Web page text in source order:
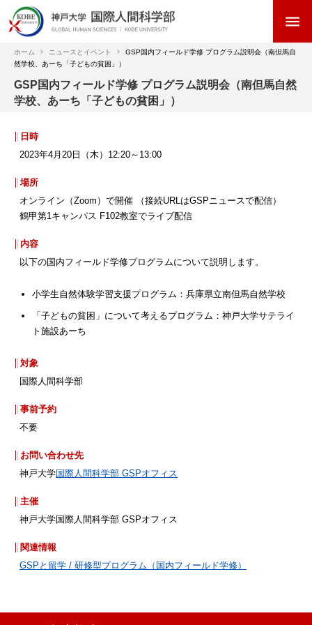
イ
menu
パ
ン
ず
ホーム ニュースとイベント
GSP国内フィールド学修 プログラム説明会（南但馬自
然学校、あーち「子どもの貧困」）
GSP国内フィールド学修 プログラム説明会（南但馬自然
学校、あーち「子どもの貧困」）
日時
2023年4月20日（木）12:20～13:00
場所
オンライン（Zoom）で開催 （接続URLはGSPニュースで配信）
鶴甲第1キャンパス F102教室でライブ配信
内容
以下の国内フィールド学修プログラムについて説明します。
小学生自然体験学習支援プログラム：兵庫県立南但馬自然学校
「子どもの貧困」について考えるプログラム：神戸大学サテライ
ト施設あーち
対象
国際人間科学部
事前予約
不要
お問い合わせ先
神戸大学国際人間科学部 GSPオフィス
主催
神戸大学国際人間科学部 GSPオフィス
関連情報
GSPと留学 / 研修型プログラム（国内フィールド学修）